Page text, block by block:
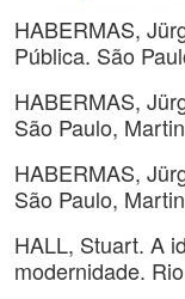
HABERMAS,
Pública. São
HABERMAS,
São Paulo,
HABERMAS,
São Paulo,
HALL, Stuart. A
modernidade.